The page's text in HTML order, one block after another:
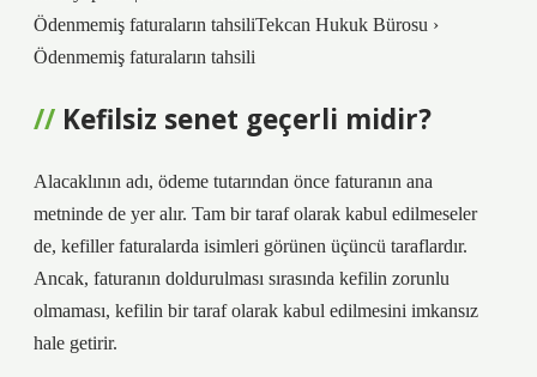
Ödenmemiş faturaların tahsiliTekcan Hukuk Bürosu ›
Ödenmemiş faturaların tahsili
Kefilsiz senet geçerli midir?
Alacaklının adı, ödeme tutarından önce faturanın ana
metninde de yer alır. Tam bir taraf olarak kabul edilmeseler
de, kefiller faturalarda isimleri görünen üçüncü taraflardır.
Ancak, faturanın doldurulması sırasında kefilin zorunlu
olmaması, kefilin bir taraf olarak kabul edilmesini imkansız
hale getirir.